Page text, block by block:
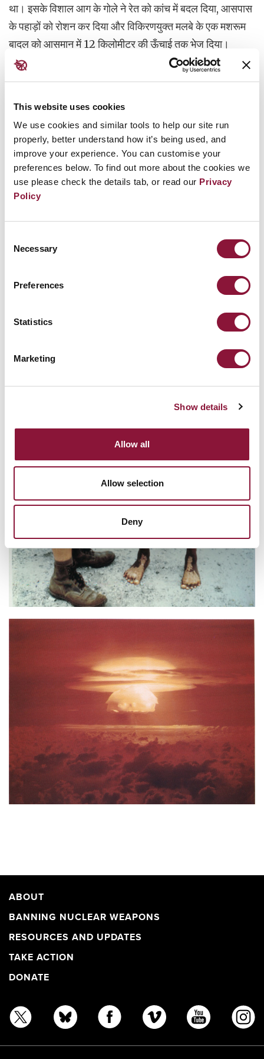
This website uses cookies
We use cookies and similar tools to help our site run
properly, better understand how it’s being used, and
improve your experience. You can customise your
preferences below. To find out more about the cookies we
use please check the details tab, or read our Privacy
Policy
Selection
Necessary
Preferences
Statistics
Marketing
Show details
Allow all
Allow selection
Deny
था। इसके विशाल आग के गोले ने रेत को कांच में बदल दिया, आसपास
के पहाड़ों को रोशन कर दिया और विकिरणयुक्त मलबे के एक मशरूम
बादल को आसमान में 12 किलोमीटर की ऊँचाई तक भेज दिया।
परीक्षण स्थल के श्रमिकों और आस-पास के समुदायों के लिए इसके
दुनिया भर में ऑस्ट्रेलिया और अल्जीरिया के रेगिस्तानों से लेकर
कज़ाखस्तान के मैदानों और प्रशांत महासागर के एटोल तक फैले 60
से अधिक अन्य परमाणु परीक्षण स्थलों के नीचे हवा की दिशा में या नदी
के प्रवाह की दिशा में रहने या काम करने वाले लोगों के साथ भी यही
स्थिति रही है।
ABOUT
BANNING NUCLEAR WEAPONS
RESOURCES AND UPDATES
TAKE ACTION
DONATE